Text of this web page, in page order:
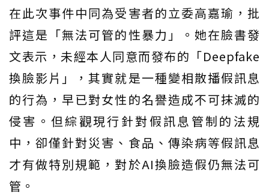
在此次事件中同為受害者的立委高嘉瑜，批
評這是「無法可管的性暴力」。她在臉書發
文表示，未經本人同意而發布的「Deepfake
換臉影片」，其實就是一種變相散播假訊息
的行為，早已對女性的名譽造成不可抹滅的
侵害。但綜觀現行針對假訊息管制的法規
中，卻僅針對災害、食品、傳染病等假訊息
才有做特別規範，對於AI換臉造假仍無法可
管。